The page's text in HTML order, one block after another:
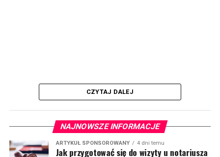
CZYTAJ DALEJ
NAJNOWSZE INFORMACJE
ARTYKUŁ SPONSOROWANY 4 dni temu
Jak przygotować się do wizyty u notariusza